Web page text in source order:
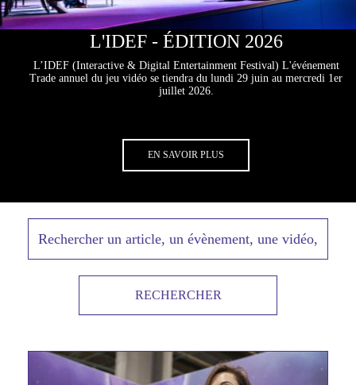
L'IDEF - ÉDITION 2026
L’IDEF (Interactive & Digital Entertainment Festival) L'événement
Trade annuel du jeu vidéo se tiendra du lundi 29 juin au mercredi 1er
juillet 2026.
EN SAVOIR PLUS